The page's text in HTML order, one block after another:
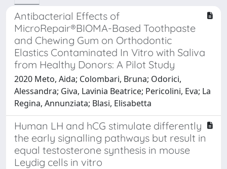
Antibacterial Effects of
MicroRepair®BIOMA-Based Toothpaste
and Chewing Gum on Orthodontic
Elastics Contaminated In Vitro with Saliva
from Healthy Donors: A Pilot Study
2020 Meto, Aida; Colombari, Bruna; Odorici,
Alessandra; Giva, Lavinia Beatrice; Pericolini, Eva; La
Regina, Annunziata; Blasi, Elisabetta
Human LH and hCG stimulate differently
the early signalling pathways but result in
equal testosterone synthesis in mouse
Leydig cells in vitro